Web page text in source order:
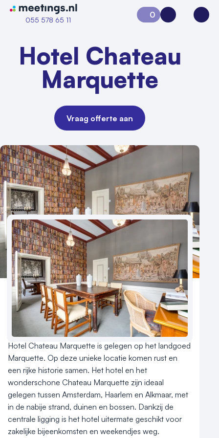
Naar home van Meetings
055 578 65 11
Vraag locatie aan
Locatiegids
Meld locatie aan
Nieuws
Reviews (5⭐️)
Contact
0
Aanvraag 0Inloggen
Hotel Chateau
Marquette
Vraag offerte aan
Aantal hotelkamers
65
Hotelclassificatie
Hotel Chateau Marquette is gelegen op het landgoed
Marquette. Op deze unieke locatie komen rust en
een rijke historie samen. Het hotel en het
wonderschone Chateau Marquette zijn ideaal
gelegen tussen Amsterdam, Haarlem en Alkmaar, met
in de nabije strand, duinen en bossen. Dankzij de
centrale ligging is het hotel uitermate geschikt voor
zakelijke bijeenkomsten en weekendjes weg.